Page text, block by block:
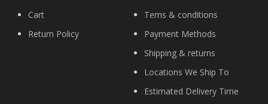
Cart
Return Policy
Tems & conditions
Payment Methods
Shipping & returns
Locations We Ship To
Estimated Delivery Time